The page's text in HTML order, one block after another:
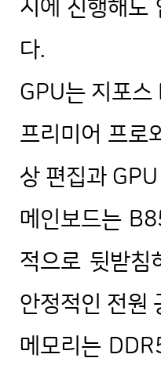
시에 진행해도
다.
GPU는 지포
프리미어 프로
상 편집과
메인보드는
적으로 뒷받침
안정적인 전원
메모리는